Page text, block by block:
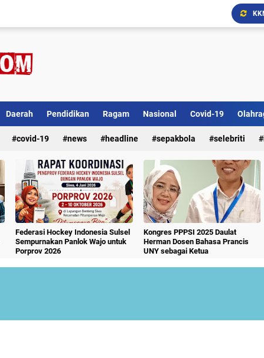
Daerah Pendidikan Ragam Nasional Covid-19
covid-19 news headline sepakbola selebriti
Federasi Hockey Indonesia Sulsel
Sempurnakan Panlok Wajo untuk
Porprov 2026
Kongres PPPSI 2025 Daulat
Herman Dosen Bahasa Prancis
UNY sebagai Ketua